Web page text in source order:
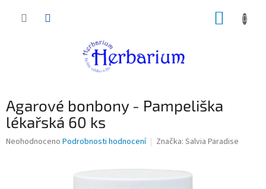
Agarové bonbony - Pampeliška
lékařská 60 ks
Průměrné
Neohodnoceno Podrobnosti hodnocení Značka: Salvia Paradise